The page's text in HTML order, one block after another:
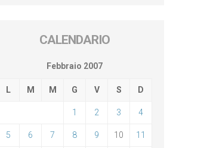
CALENDARIO
Febbraio 2007
L M M G V S D
1 2 3 4
5 6 7 8 9 10 11